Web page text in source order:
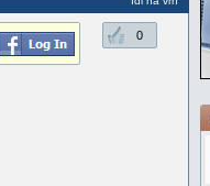
0